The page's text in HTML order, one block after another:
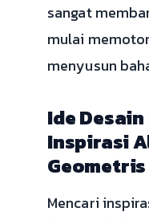
sangat
mulai
menyusun
Ide
Inspirasi
Geometris
Mencari